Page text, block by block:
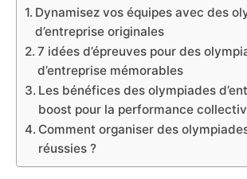
Dynamisez vos équipes avec des
d’entreprise originales
7 idées d’épreuves pour des
d’entreprise mémorables
Les bénéfices des olympiades
boost pour la performance
Comment organiser des
réussies ?